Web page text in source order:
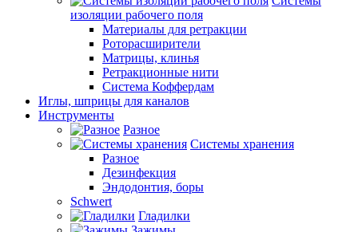
изоляции рабочего поля
Материалы для ретракции
Роторасширители
Матрицы, клинья
Ретракционные нити
Система Коффердам
Иглы, шприцы для каналов
Инструменты
Разное
Системы хранения
Разное
Дезинфекция
Эндодонтия, боры
Schwert
Гладилки